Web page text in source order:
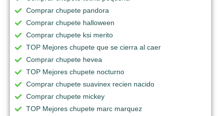
Comprar chupete pandora
Comprar chupete halloween
Comprar chupete ksi merito
TOP Mejores chupete que se cierra al caer
Comprar chupete hevea
TOP Mejores chupete nocturno
Comprar chupete suavinex recien nacido
Comprar chupete mickey
TOP Mejores chupete marc marquez